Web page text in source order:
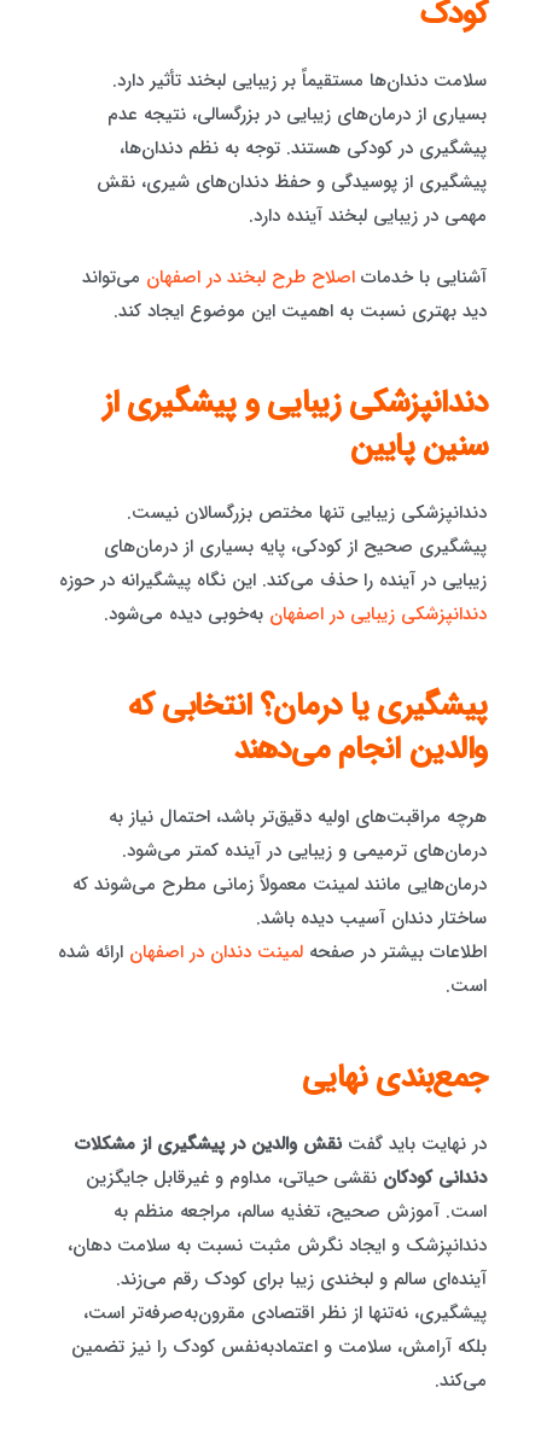
کودک
سلامت دندان‌ها مستقیماً بر زیبایی لبخند تأثیر دارد.
بسیاری از درمان‌های زیبایی در بزرگسالی، نتیجه عدم
پیشگیری در کودکی هستند. توجه به نظم دندان‌ها،
پیشگیری از پوسیدگی و حفظ دندان‌های شیری، نقش
مهمی در زیبایی لبخند آینده دارد.
آشنایی با خدمات اصلاح طرح لبخند در اصفهان می‌تواند
دید بهتری نسبت به اهمیت این موضوع ایجاد کند.
دندانپزشکی زیبایی و پیشگیری از
سنین پایین
دندانپزشکی زیبایی تنها مختص بزرگسالان نیست.
پیشگیری صحیح از کودکی، پایه بسیاری از درمان‌های
زیبایی در آینده را حذف می‌کند. این نگاه پیشگیرانه در حوزه
دندانپزشکی زیبایی در اصفهان به‌خوبی دیده می‌شود.
پیشگیری یا درمان؟ انتخابی که
والدین انجام می‌دهند
هرچه مراقبت‌های اولیه دقیق‌تر باشد، احتمال نیاز به
درمان‌های ترمیمی و زیبایی در آینده کمتر می‌شود.
درمان‌هایی مانند لمینت معمولاً زمانی مطرح می‌شوند که
ساختار دندان آسیب دیده باشد.
اطلاعات بیشتر در صفحه لمینت دندان در اصفهان ارائه شده
است.
جمع‌بندی نهایی
در نهایت باید گفتنقش والدین در پیشگیری از مشکلات
دندانی کودکان نقشی حیاتی، مداوم و غیرقابل جایگزین
است. آموزش صحیح، تغذیه سالم، مراجعه منظم به
دندانپزشک و ایجاد نگرش مثبت نسبت به سلامت دهان،
آینده‌ای سالم و لبخندی زیبا برای کودک رقم می‌زند.
پیشگیری، نه‌تنها از نظر اقتصادی مقرون‌به‌صرفه‌تر است،
بلکه آرامش، سلامت و اعتمادبه‌نفس کودک را نیز تضمین
می‌کند.